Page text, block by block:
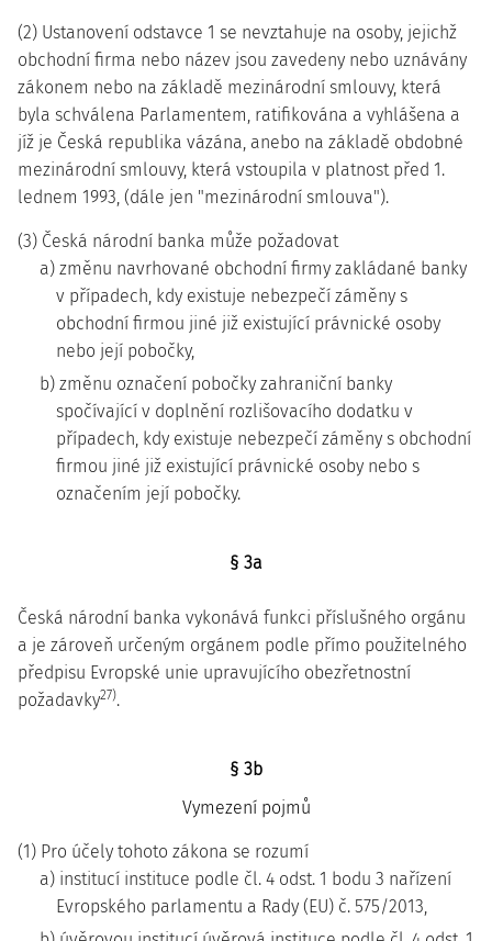
(2) Ustanovení odstavce 1 se nevztahuje na osoby, jejichž
obchodní firma nebo název jsou zavedeny nebo uznávány
zákonem nebo na základě mezinárodní smlouvy, která
byla schválena Parlamentem, ratifikována a vyhlášena a
jíž je Česká republika vázána, anebo na základě obdobné
mezinárodní smlouvy, která vstoupila v platnost před 1.
lednem 1993, (dále jen "mezinárodní smlouva").
(3) Česká národní banka může požadovat
a) změnu navrhované obchodní firmy zakládané banky
v případech, kdy existuje nebezpečí záměny s
obchodní firmou jiné již existující právnické osoby
nebo její pobočky,
b) změnu označení pobočky zahraniční banky
spočívající v doplnění rozlišovacího dodatku v
případech, kdy existuje nebezpečí záměny s obchodní
firmou jiné již existující právnické osoby nebo s
označením její pobočky.
§ 3a
Česká národní banka vykonává funkci příslušného orgánu
a je zároveň určeným orgánem podle přímo použitelného
předpisu Evropské unie upravujícího obezřetnostní
požadavky27).
§ 3b
Vymezení pojmů
(1) Pro účely tohoto zákona se rozumí
a) institucí instituce podle čl. 4 odst. 1 bodu 3 nařízení
Evropského parlamentu a Rady (EU) č. 575/2013,